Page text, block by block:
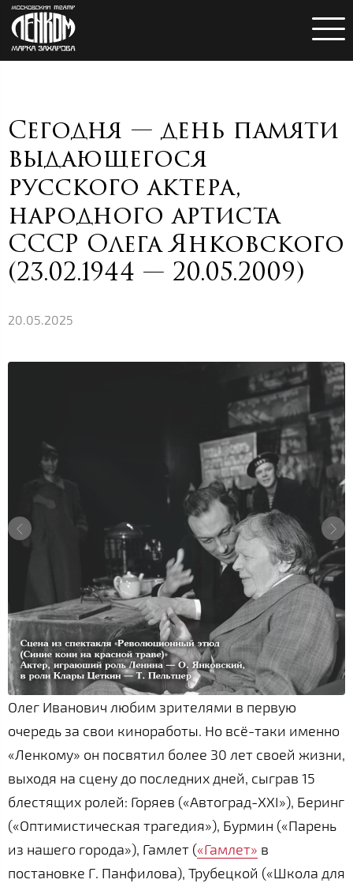
Сегодня — день памяти
выдающегося
русского актера,
народного артиста
СССР Олега Янковского
(23.02.1944 — 20.05.2009)
20.05.2025
Олег Иванович любим зрителями в первую
очередь за свои киноработы. Но всё-таки именно
«Ленкому» он посвятил более 30 лет своей жизни,
выходя на сцену до последних дней, сыграв 15
блестящих ролей: Горяев («Автоград-XXI»), Беринг
(«Оптимистическая трагедия»), Бурмин («Парень
из нашего города»), Гамлет («Гамлет» в
постановке Г. Панфилова), Трубецкой («Школа для